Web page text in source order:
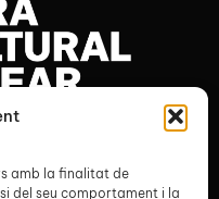
amb la finalitat de
del seu comportament i la